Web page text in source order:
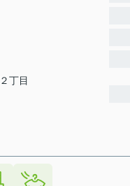
２丁目